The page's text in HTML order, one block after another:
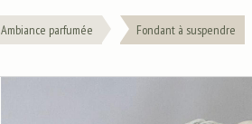
Ambiance parfumée Fondant à suspendre